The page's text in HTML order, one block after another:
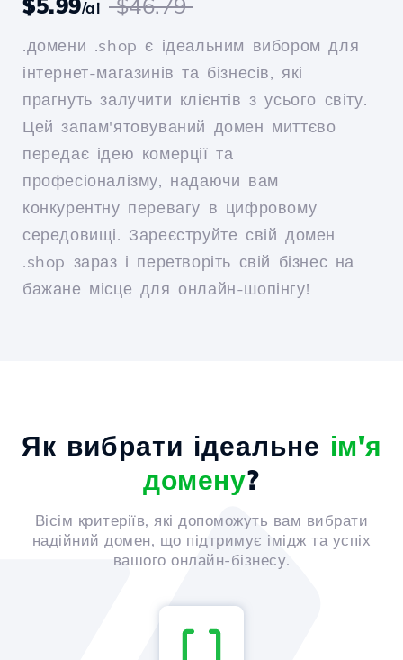
$5.99/ai $46.79
.домени .shop є ідеальним вибором для
інтернет-магазинів та бізнесів, які
прагнуть залучити клієнтів з усього світу.
Цей запам'ятовуваний домен миттєво
передає ідею комерції та
професіоналізму, надаючи вам
конкурентну перевагу в цифровому
середовищі. Зареєструйте свій домен
.shop зараз і перетворіть свій бізнес на
бажане місце для онлайн-шопінгу!
Як вибрати ідеальне ім'я
домену?
Вісім критеріїв, які допоможуть вам вибрати
надійний домен, що підтримує імідж та успіх
вашого онлайн-бізнесу.